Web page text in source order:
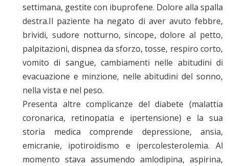
settimana, gestite con ibuprofene. Dolore alla spalla
destra.Il paziente ha negato di aver avuto febbre,
brividi, sudore notturno, sincope, dolore al petto,
palpitazioni, dispnea da sforzo, tosse, respiro corto,
vomito di sangue, cambiamenti nelle abitudini di
evacuazione e minzione, nelle abitudini del sonno,
nella vista e nel peso.
Presenta altre complicanze del diabete (malattia
coronarica, retinopatia e ipertensione) e la sua
storia medica comprende depressione, ansia,
emicranie, ipotiroidismo e ipercolesterolemia. Al
momento stava assumendo amlodipina, aspirina,